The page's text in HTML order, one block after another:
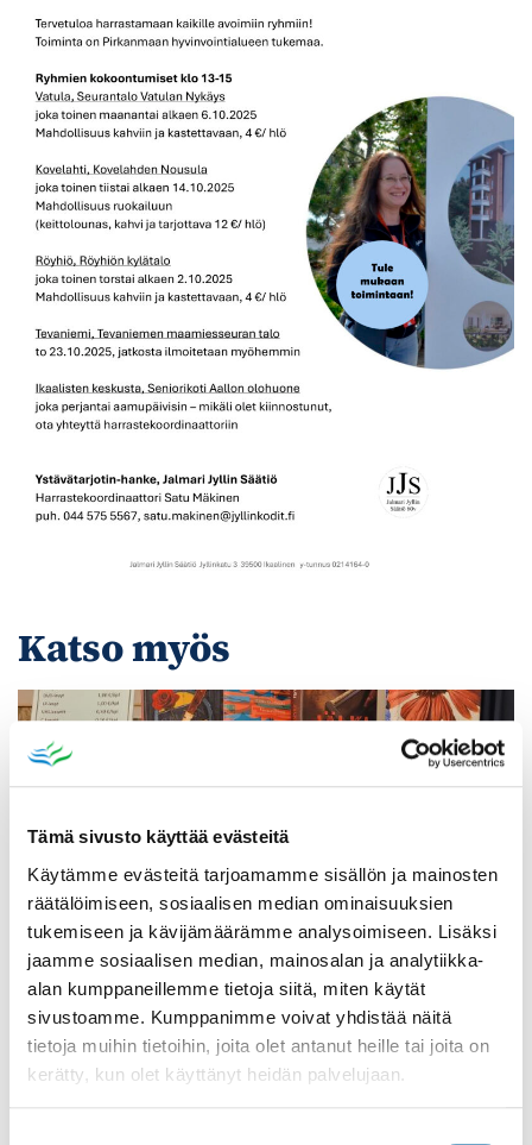
Tämä sivusto käyttää evästeitä
Käytämme evästeitä tarjoamamme sisällön ja mainosten
räätälöimiseen, sosiaalisen median ominaisuuksien
tukemiseen ja kävijämäärämme analysoimiseen. Lisäksi
jaamme sosiaalisen median, mainosalan ja analytiikka-
alan kumppaneillemme tietoja siitä, miten käytät
sivustoamme. Kumppanimme voivat yhdistää näitä
tietoja muihin tietoihin, joita olet antanut heille tai joita on
kerätty, kun olet käyttänyt heidän palvelujaan.
Katso myös
Poistomyynti kirjaston aukioloaikana
03.06.2026- 31.08.2026